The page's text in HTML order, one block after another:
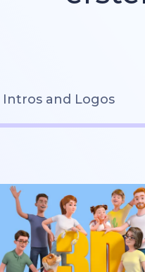
Intros and Logos